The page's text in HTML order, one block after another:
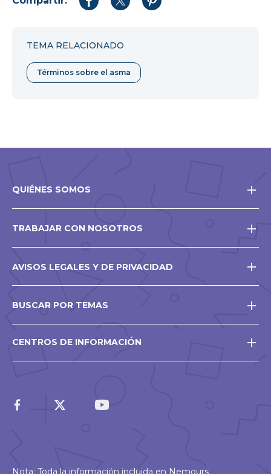
CompartirCompartirCompartir
TEMA RELACIONADO
Términos sobre el asma
QUIÉNES SOMOS
TRABAJAR CON NOSOTROS
AVISOS LEGALES Y DE PRIVACIDAD
BUSCAR POR TEMAS
CENTROS DE INFORMACIÓN
Nota: Toda la información incluida en Nemours